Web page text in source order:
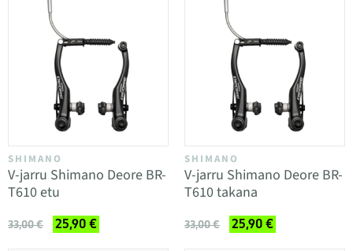
SHIMANO
V-jarru Shimano Deore BR-
T610 etu
33,00 € 25,90 €
SHIMANO
V-jarru Shimano Deore BR-
T610 takana
33,00 € 25,90 €